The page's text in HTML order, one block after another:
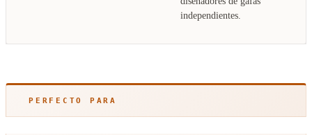
independientes.
PERFECTO PARA